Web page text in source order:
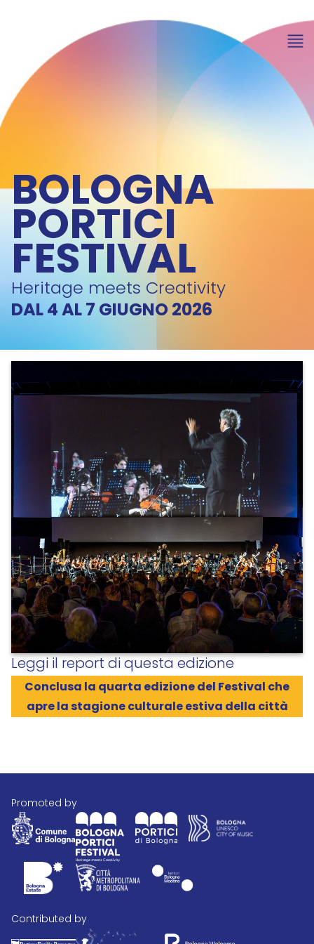
BOLOGNA
PORTICI
FESTIVAL
Heritage meets Creativity
DAL 4 AL 7 GIUGNO 2026
Bologna
Portici
Festival
Leggi il report di questa edizione
Conclusa la quarta edizione del Festival che
apre la stagione culturale estiva della città
promoted by
contributed by